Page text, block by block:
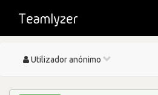
Toggle
Utilizador anónimo